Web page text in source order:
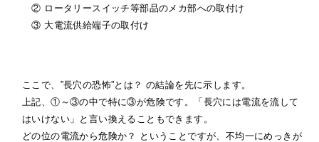
② ロータリースイッチ等部品のメカ部への取付け
③ 大電流供給端子の取付け
ここで、”長穴の恐怖”とは？ の結論を先に示します。
上記、①～③の中で特に③が危険です。「長穴には電流を流して
はいけない」と言い換えることもできます。
どの位の電流から危険か？ ということですが、不均一にめっきが